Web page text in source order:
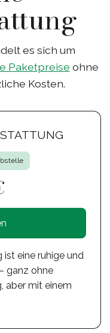
es sich um
Paketpreise ohne
Kosten.
eine ruhige und
ganz ohne
aber mit einem